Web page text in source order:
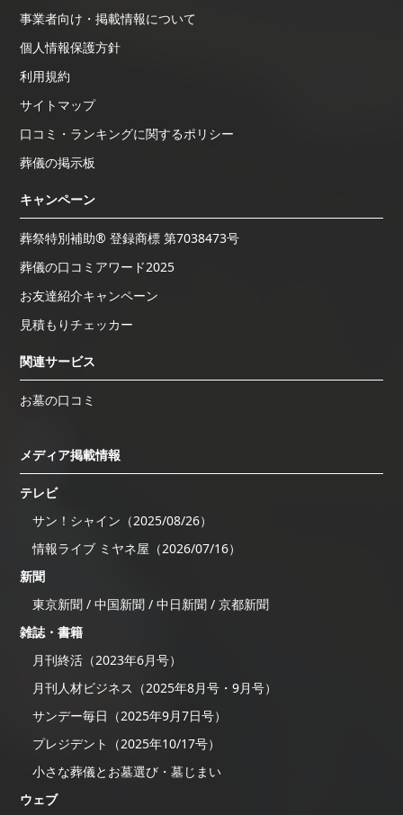
事業者向け・掲載情報について
個人情報保護方針
利用規約
サイトマップ
口コミ・ランキングに関するポリシー
葬儀の掲示板
キャンペーン
葬祭特別補助® 登録商標 第7038473号
葬儀の口コミアワード2025
お友達紹介キャンペーン
見積もりチェッカー
関連サービス
お墓の口コミ
メディア掲載情報
テレビ
サン！シャイン（2025/08/26）
情報ライブ ミヤネ屋（2026/07/16）
新聞
東京新聞 / 中国新聞 / 中日新聞 / 京都新聞
雑誌・書籍
月刊終活（2023年6月号）
月刊人材ビジネス（2025年8月号・9月号）
サンデー毎日（2025年9月7日号）
プレジデント（2025年10/17号）
小さな葬儀とお墓選び・墓じまい
ウェブ